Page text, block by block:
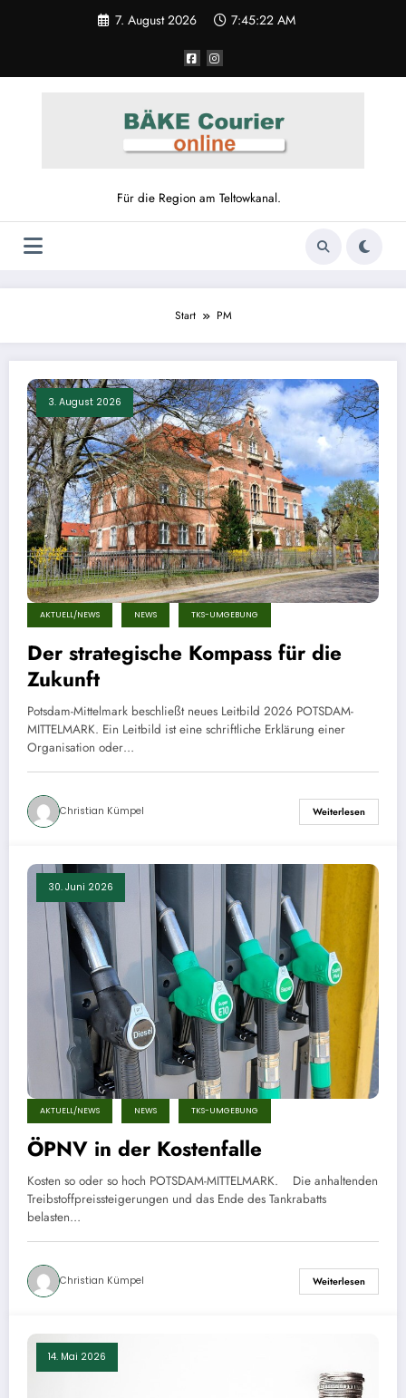
7. August 2026 7:45:23 AM
Für die Region am Teltowkanal.
Start PM
3. August 2026
AKTUELL/NEWS NEWS TKS-UMGEBUNG
Der strategische Kompass für die
Zukunft
Potsdam-Mittelmark beschließt neues Leitbild 2026 POTSDAM-
MITTELMARK. Ein Leitbild ist eine schriftliche Erklärung einer
Organisation oder…
Christian Kümpel Weiterlesen
30. Juni 2026
AKTUELL/NEWS NEWS TKS-UMGEBUNG
ÖPNV in der Kostenfalle
Kosten so oder so hoch POTSDAM-MITTELMARK. Die anhaltenden
Treibstoffpreissteigerungen und das Ende des Tankrabatts
belasten…
Christian Kümpel Weiterlesen
14. Mai 2026